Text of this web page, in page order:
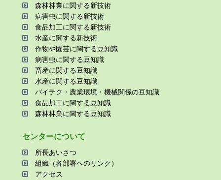
森林林業に関する新技術
病害⾍に関する新技術
⾷品加⼯に関する新技術
⽔産に関する新技術
作物や園芸に関する⾖知識
病害⾍に関する⾖知識
畜産に関する⾖知識
⽔産に関する⾖知識
バイテク・農業環境・機械関係の⾖知識
⾷品加⼯に関する⾖知識
森林林業に関する⾖知識
センターについて
所⻑あいさつ
組織（各部署へのリンク）
アクセス